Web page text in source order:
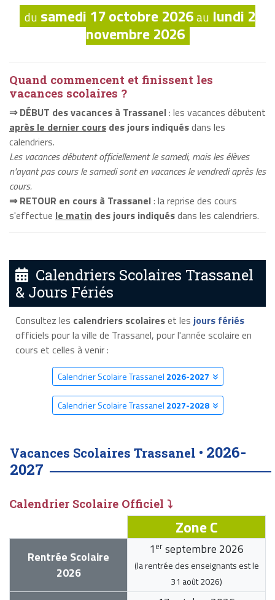
du samedi 17 octobre 2026au lundi 2
novembre 2026
Quand commencent et finissent les
vacances scolaires ?
⇒ DÉBUT des vacances à Trassanel: les vacances débutent
après le dernier cours des jours indiquésdans les
calendriers.
Les vacances débutent officiellement le samedi, mais les élèves
n'ayant pas cours le samedi sont en vacances le vendredi après les
cours.
⇒ RETOUR en cours à Trassanel: la reprise des cours
s'effectue le matin des jours indiquésdans les calendriers.
Calendriers Scolaires Trassanel
& Jours Fériés
Consultez les calendriers scolaireset les jours fériés
officiels pour la ville de Trassanel, pour l'année scolaire en
cours et celles à venir :
Calendrier Scolaire Trassanel 2026-2027
Calendrier Scolaire Trassanel 2027-2028
Vacances Scolaires Trassanel • 2026-
2027
Calendrier Scolaire Officiel ⤵
Zone C
Rentrée Scolaire
2026
1 er septembre 2026
(la rentrée des enseignants est le
31 août 2026)